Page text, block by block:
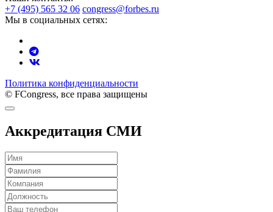
+7 (495) 565 32 06 congress@forbes.ru
Мы в социальных сетях:
Политика конфиденциальности
© FCongress, все права защищены
Аккредитация СМИ